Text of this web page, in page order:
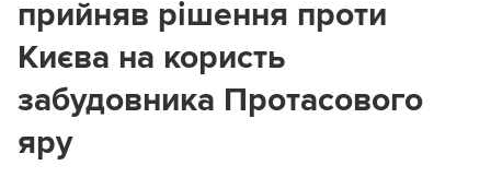
прийняв рішення проти
Києва на користь
забудовника Протасового
яру